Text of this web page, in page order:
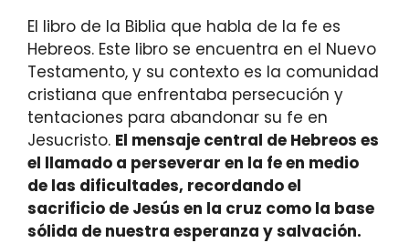
El libro de la Biblia que habla de la fe es
Hebreos. Este libro se encuentra en el Nuevo
Testamento, y su contexto es la comunidad
cristiana que enfrentaba persecución y
tentaciones para abandonar su fe en
Jesucristo. El mensaje central de Hebreos es
el llamado a perseverar en la fe en medio
de las dificultades, recordando el
sacrificio de Jesús en la cruz como la base
sólida de nuestra esperanza y salvación.